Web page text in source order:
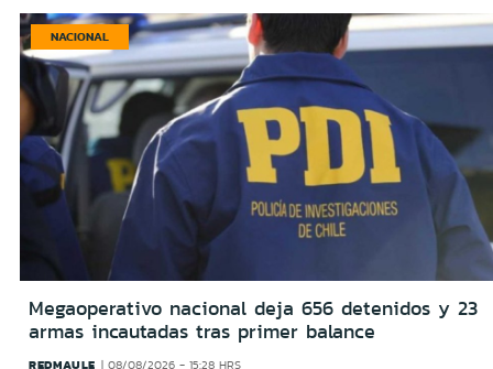
NACIONAL
Megaoperativo nacional deja 656 detenidos y 23
armas incautadas tras primer balance
REDMAULE 08/08/2026 - 15:28 HRS